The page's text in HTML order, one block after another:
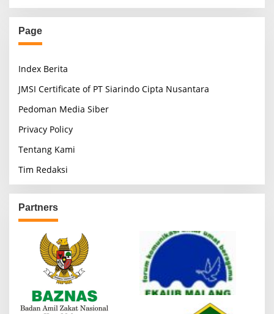
Page
Index Berita
JMSI Certificate of PT Siarindo Cipta Nusantara
Pedoman Media Siber
Privacy Policy
Tentang Kami
Tim Redaksi
Partners